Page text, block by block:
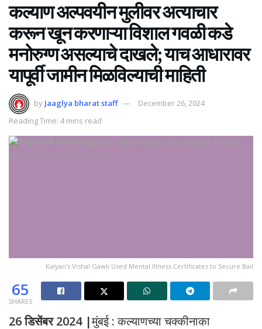
कल्याण अल्पवयीन मुलीवर अत्याचार
करून खून करणाऱ्या विशाल गवळी कडे
मनोरुग्ण असल्याचे दाखले; याच आधारावर
यापूर्वी जामीन मिळविल्याची माहिती
by Jaaglya bharat staff
December 26, 2024
Reading Time: 4 mins read
Kalyan's Vishal Gawli Used Mental Illness Certificates to Secure Bail
65
SHARES
26 डिसेंबर 2024 |मुंबई : कल्याणच्या चक्कीनाका